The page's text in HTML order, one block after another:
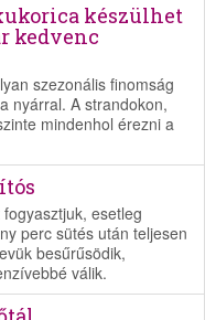
készülhet
kedvenc
szezonális finomság
nyárral. A strandokon,
mindenhol érezni a
esetleg
perc sütés után teljesen
besűrűsödik,
válik.